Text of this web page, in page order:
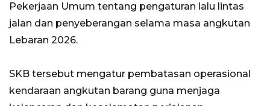
Pekerjaan Umum tentang pengaturan lalu lintas
jalan dan penyeberangan selama masa angkutan
Lebaran 2026.
SKB tersebut mengatur pembatasan operasional
kendaraan angkutan barang guna menjaga